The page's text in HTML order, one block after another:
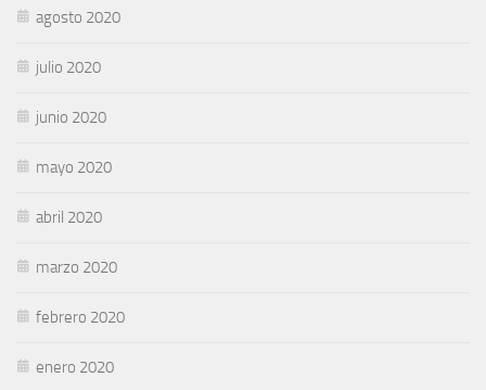
agosto 2020
julio 2020
junio 2020
mayo 2020
abril 2020
marzo 2020
febrero 2020
enero 2020